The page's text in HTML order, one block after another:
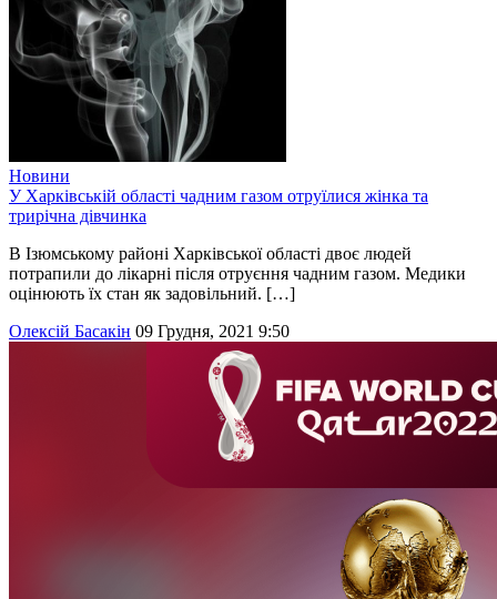
Новини
У Харківській області чадним газом отруїлися жінка та
трирічна дівчинка
В Ізюмському районі Харківської області двоє людей
потрапили до лікарні після отруєння чадним газом. Медики
оцінюють їх стан як задовільний. […]
Олексій Басакін 09 Грудня, 2021 9:50